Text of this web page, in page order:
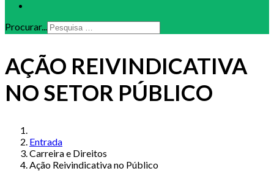
Procurar...
AÇÃO REIVINDICATIVA
NO SETOR PÚBLICO
Entrada
Carreira e Direitos
Ação Reivindicativa no Público